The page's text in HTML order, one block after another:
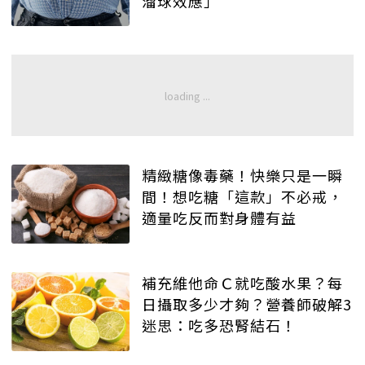
精緻糖像毒藥！快樂只是一瞬
間！想吃糖「這款」不必戒，
適量吃反而對身體有益
補充維他命Ｃ就吃酸水果？每
日攝取多少才夠？營養師破解3
迷思：吃多恐腎結石！